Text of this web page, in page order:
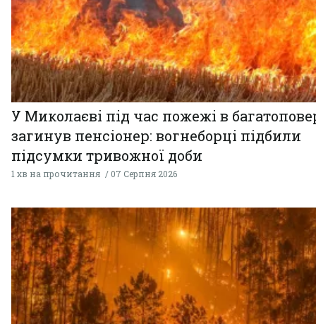
У Миколаєві під час пожежі в
загинув пенсіонер: вогнеборці підбили
підсумки тривожної доби
1 хв на прочитання 07 Серпня 2026